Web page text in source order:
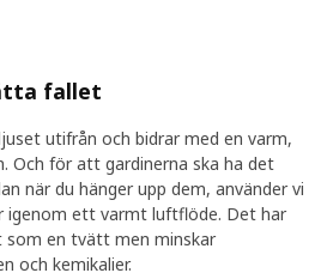
fallet
utifrån och bidrar med en varm,
Och för att gardinerna ska ha det
när du hänger upp dem, använder vi
igenom ett varmt luftflöde. Det har
en tvätt men minskar
och kemikalier.